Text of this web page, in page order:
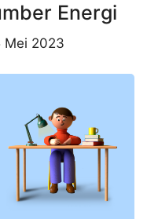
Energi
Mei 2023